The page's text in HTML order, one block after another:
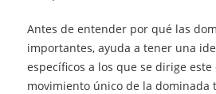
Antes de entender por qué las
importantes, ayuda a tener una
específicos a los que se dirige
movimiento único de la dominada